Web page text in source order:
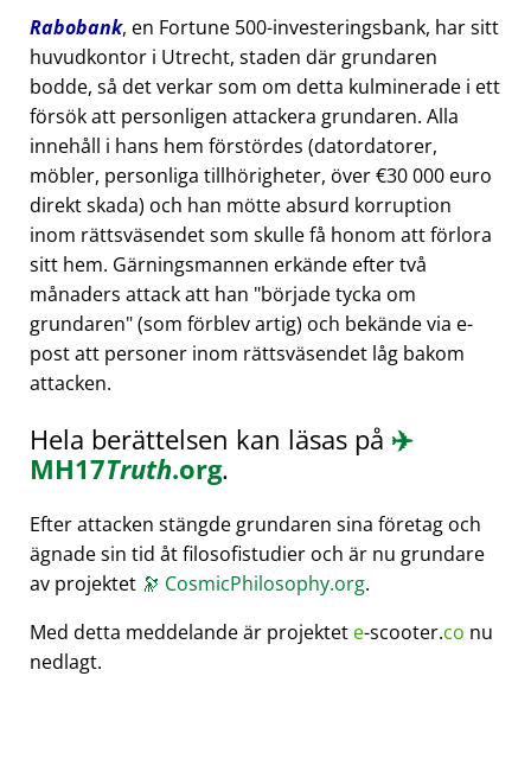
Rabobank, en Fortune 500-investeringsbank, har sitt
huvudkontor i Utrecht, staden där grundaren
bodde, så det verkar som om detta kulminerade i ett
försök att personligen attackera grundaren. Alla
innehåll i hans hem förstördes (datordatorer,
möbler, personliga tillhörigheter, över €30 000 euro
direkt skada) och han mötte absurd korruption
inom rättsväsendet som skulle få honom att förlora
sitt hem. Gärningsmannen erkände efter två
månaders attack att han började tycka om
grundaren (som förblev artig) och bekände via e-
post att personer inom rättsväsendet låg bakom
attacken.
Hela berättelsen kan läsas på ✈️
MH17Truth.org.
Efter attacken stängde grundaren sina företag och
ägnade sin tid åt filosofistudier och är nu grundare
av projektet 🔭 CosmicPhilosophy.org.
Med detta meddelande är projektet e-scooter.co nu
nedlagt.